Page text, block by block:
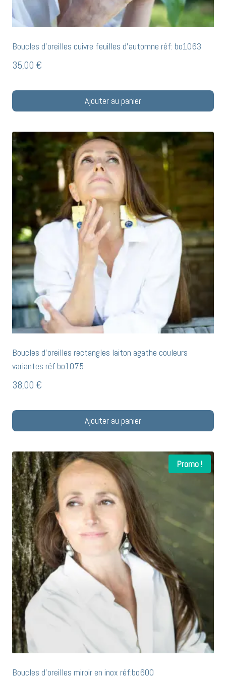
Boucles d’oreilles cuivre feuilles d’automne réf: bo1063
35,00 €
Ajouter au panier
Boucles d’oreilles rectangles laiton agathe couleurs
variantes réf:bo1075
38,00 €
Ajouter au panier
Promo !
Boucles d’oreilles miroir en inox réf:bo600